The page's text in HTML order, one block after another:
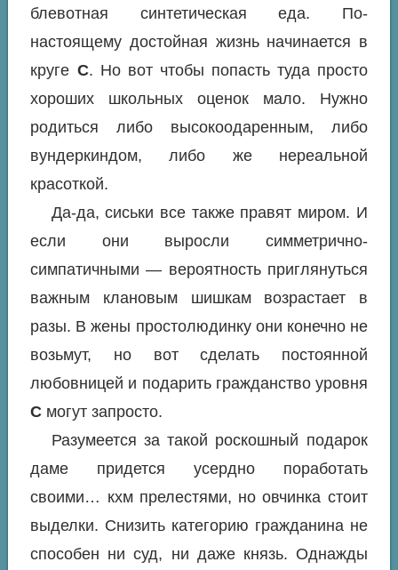
блевотная синтетическая еда. По-
настоящему достойная жизнь начинается в
круге С. Но вот чтобы попасть туда просто
хороших школьных оценок мало. Нужно
родиться либо высокоодаренным, либо
вундеркиндом, либо же нереальной
красоткой.
Да-да, сиськи все также правят миром. И
если они выросли симметрично-
симпатичными — вероятность приглянуться
важным клановым шишкам возрастает в
разы. В жены простолюдинку они конечно не
возьмут, но вот сделать постоянной
любовницей и подарить гражданство уровня
С могут запросто.
Разумеется за такой роскошный подарок
даме придется усердно поработать
своими… кхм прелестями, но овчинка стоит
выделки. Снизить категорию гражданина не
способен ни суд, ни даже князь. Однажды